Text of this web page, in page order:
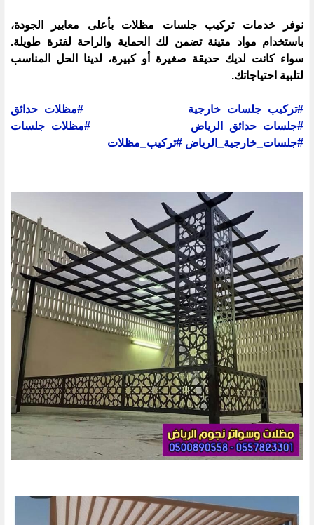
نوفر خدمات تركيب جلسات مظلات بأعلى معايير الجودة،
باستخدام مواد متينة تضمن لك الحماية والراحة لفترة طويلة.
سواء كانت لديك حديقة صغيرة أو كبيرة، لدينا الحل المناسب
لتلبية احتياجاتك.
#تركيب_جلسات_خارجية
#مظلات_حدائق
#جلسات_حدائق_الرياض
#مظلات_جلسات
#جلسات_خارجية_الرياض #تركيب_مظلات